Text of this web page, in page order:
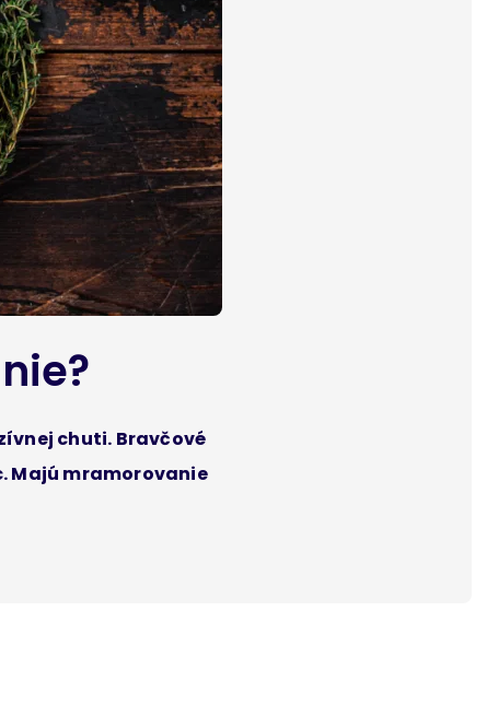
chuti. Bravčové
Majú mramorovanie